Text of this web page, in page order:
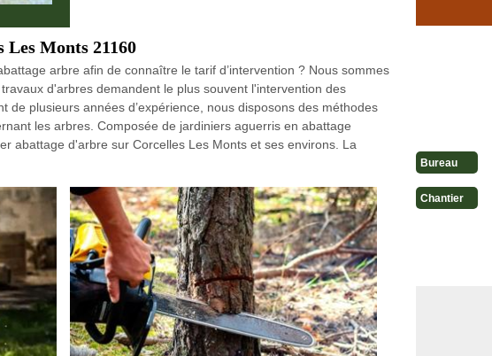
Monts 21160
arbre afin de connaître le tarif d’intervention ? Nous sommes
d'arbres demandent le plus souvent l'intervention des
de plusieurs années d’expérience, nous disposons des méthodes
les arbres. Composée de jardiniers aguerris en abattage
abattage d'arbre sur Corcelles Les Monts et ses environs. La
Bureau
Chantier